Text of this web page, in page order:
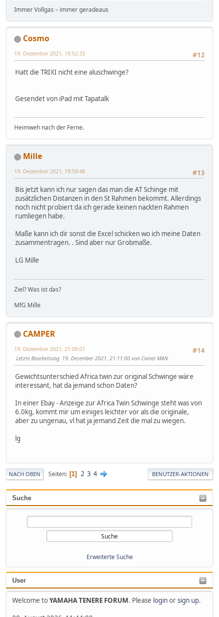
Suche
Erweiterte Suche
User
Welcome toYAMAHA TENERE FORUM. Please loginorsign up.
Immer Vollgas – immer geradeaus
Cosmo
#12
19. Dezember 2021, 19:52:33
Hatt die TRIXI nicht eine aluschwinge?
Gesendet von iPad mit Tapatalk
Heimweh nach der Ferne.
Mille
#13
19. Dezember 2021, 19:59:48
Bis jetzt kann ich nur sagen das man die AT Schinge mit
zusätzlichen Distanzen in den St Rahmen bekommt. Allerdings
noch nicht probiert da ich gerade keinen nackten Rahmen
rumliegen habe.
Maße kann ich dir sonst die Excel schicken wo ich meine Daten
zusammentragen. . Sind aber nur Grobmaße.
LG Mille
Ziel? Was ist das?
MfG Mille
CAMPER
#14
19. Dezember 2021, 21:09:01
Letzte Bearbeitung: 19. Dezember 2021, 21:11:00 von Camel MAN
Gewichtsunterschied Africa twin zur original Schwinge wäre
interessant, hat da jemand schon Daten?
In einer Ebay - Anzeige zur Africa Twin Schwinge steht was von
6.0kg, kommt mir um einiges leichter vor als die originale,
aber zu ungenau, vl hat ja jemand Zeit die mal zu wiegen.
lg
NACH OBEN Seiten 1 2 3 4 BENUTZER-AKTIONEN